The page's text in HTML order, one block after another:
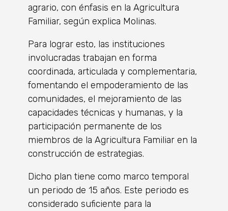
agrario, con énfasis en la Agricultura
Familiar, según explica Molinas.
Para lograr esto, las instituciones
involucradas trabajan en forma
coordinada, articulada y complementaria,
fomentando el empoderamiento de las
comunidades, el mejoramiento de las
capacidades técnicas y humanas, y la
participación permanente de los
miembros de la Agricultura Familiar en la
construcción de estrategias.
Dicho plan tiene como marco temporal
un periodo de 15 años. Este periodo es
considerado suficiente para la